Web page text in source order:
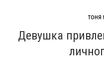
тоня
Девушка